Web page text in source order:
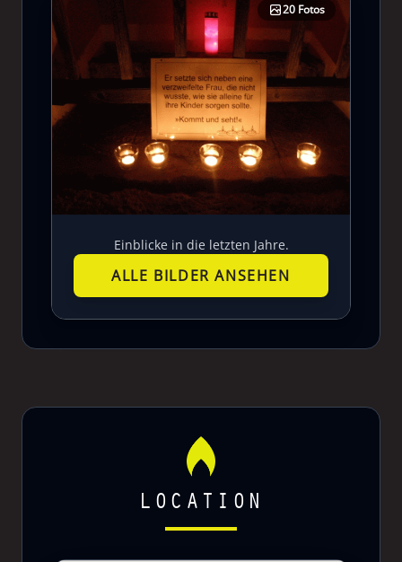
20 Fotos
Einblicke in die letzten Jahre.
ALLE BILDER ANSEHEN
LOCATION